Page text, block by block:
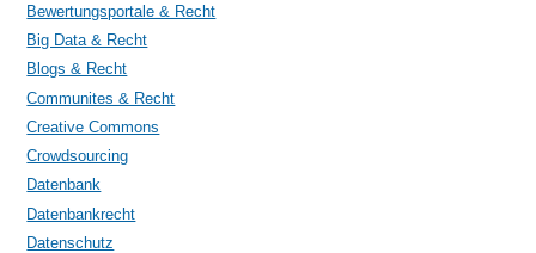
Bewertungsportale & Recht
Big Data & Recht
Blogs & Recht
Communites & Recht
Creative Commons
Crowdsourcing
Datenbank
Datenbankrecht
Datenschutz